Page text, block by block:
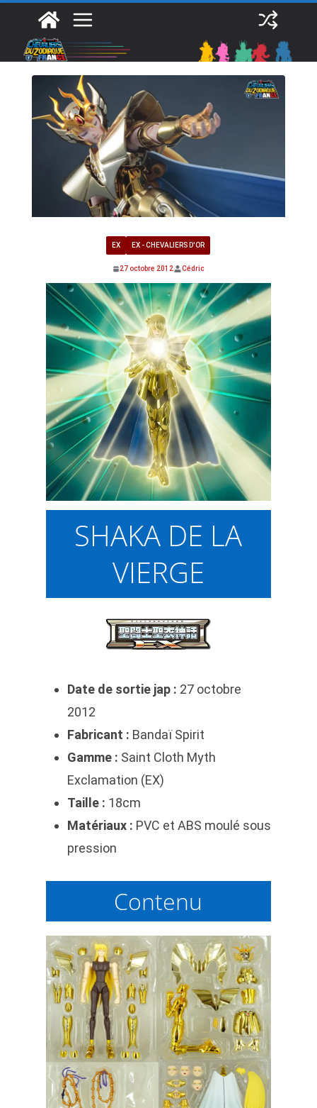
contenu
EX EX - CHEVALIERS D'OR
27 octobre 2012 Cédric
SHAKA DE LA
VIERGE
Date de sortie jap : 27 octobre
2012
Fabricant : Bandaï Spirit
Gamme : Saint Cloth Myth
Exclamation (EX)
Taille : 18cm
Matériaux : PVC et ABS moulé sous
pression
Contenu